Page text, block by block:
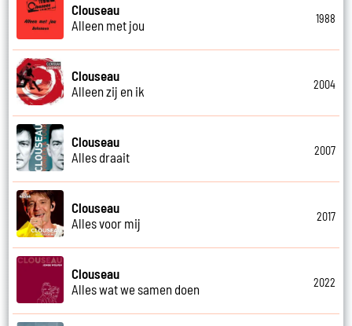
Clouseau
Alleen met jou
1988
Clouseau
Alleen zij en ik
2004
Clouseau
Alles draait
2007
Clouseau
Alles voor mij
2017
Clouseau
Alles wat we samen doen
2022